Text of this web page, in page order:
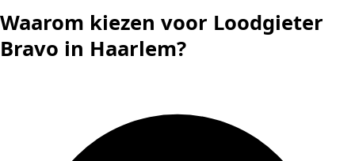
Waarom kiezen voor Loodgieter
Bravo in Haarlem?